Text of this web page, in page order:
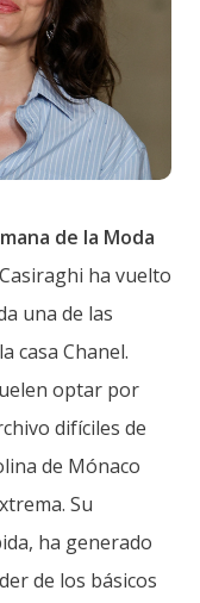
de la Moda
ha vuelto
una de las
casa Chanel.
optar por
difíciles de
de Mónaco
Su
ha generado
de los básicos